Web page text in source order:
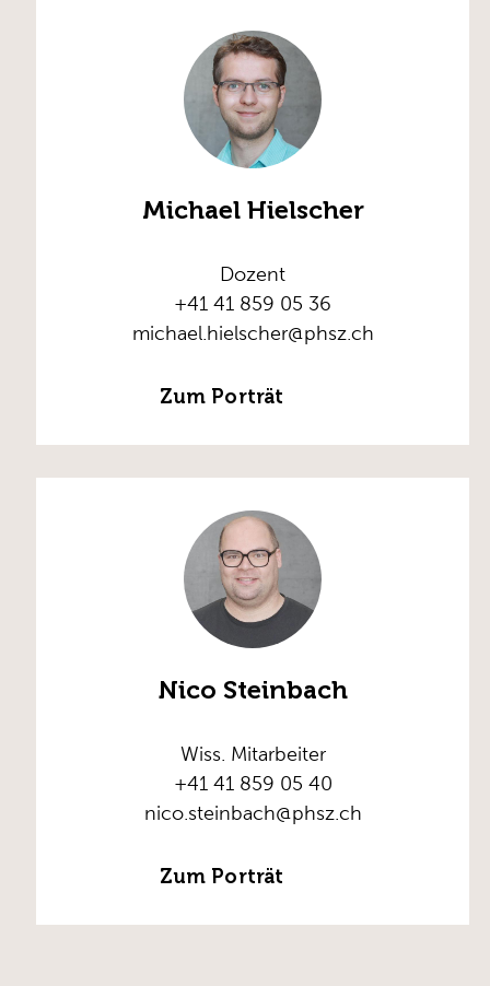
Michael Hielscher
Dozent
+41 41 859 05 36
michael.hielscher@phsz.ch
Zum Porträt
Nico Steinbach
Wiss. Mitarbeiter
+41 41 859 05 40
nico.steinbach@phsz.ch
Zum Porträt